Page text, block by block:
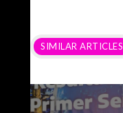
SIMILAR ARTICLES